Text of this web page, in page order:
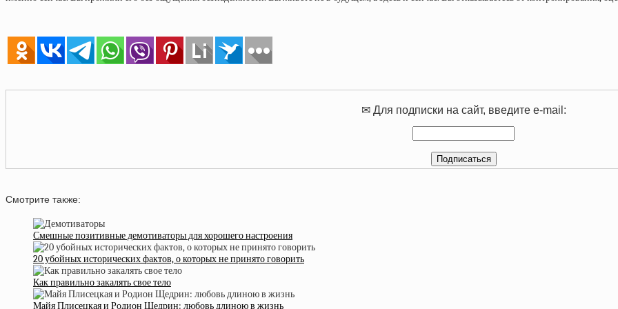
✉ Для подписки на сайт, введите e-mail:
Смотрите также:
Смешные позитивные демотиваторы для хорошего настроения
20 убойных исторических фактов, о которых не принято говорить
Как правильно закалять свое тело
Майя Плисецкая и Родион Щедрин: любовь длиною в жизнь